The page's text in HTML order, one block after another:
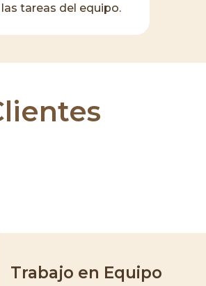
tareas del equipo.
Trabajo en Equipo